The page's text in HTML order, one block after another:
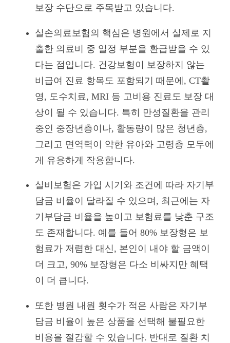
보장 수단으로 주목받고 있습니다.
실손의료보험의 핵심은 병원에서 실제로 지
출한 의료비 중 일정 부분을 환급받을 수 있
다는 점입니다. 건강보험이 보장하지 않는
비급여 진료 항목도 포함되기 때문에, CT촬
영, 도수치료, MRI 등 고비용 진료도 보장 대
상이 될 수 있습니다. 특히 만성질환을 관리
중인 중장년층이나, 활동량이 많은 청년층,
그리고 면역력이 약한 유아와 고령층 모두에
게 유용하게 작용합니다.
실비보험은 가입 시기와 조건에 따라 자기부
담금 비율이 달라질 수 있으며, 최근에는 자
기부담금 비율을 높이고 보험료를 낮춘 구조
도 존재합니다. 예를 들어 80% 보장형은 보
험료가 저렴한 대신, 본인이 내야 할 금액이
더 크고, 90% 보장형은 다소 비싸지만 혜택
이 더 큽니다.
또한 병원 내원 횟수가 적은 사람은 자기부
담금 비율이 높은 상품을 선택해 불필요한
비용을 절감할 수 있습니다. 반대로 질환 치